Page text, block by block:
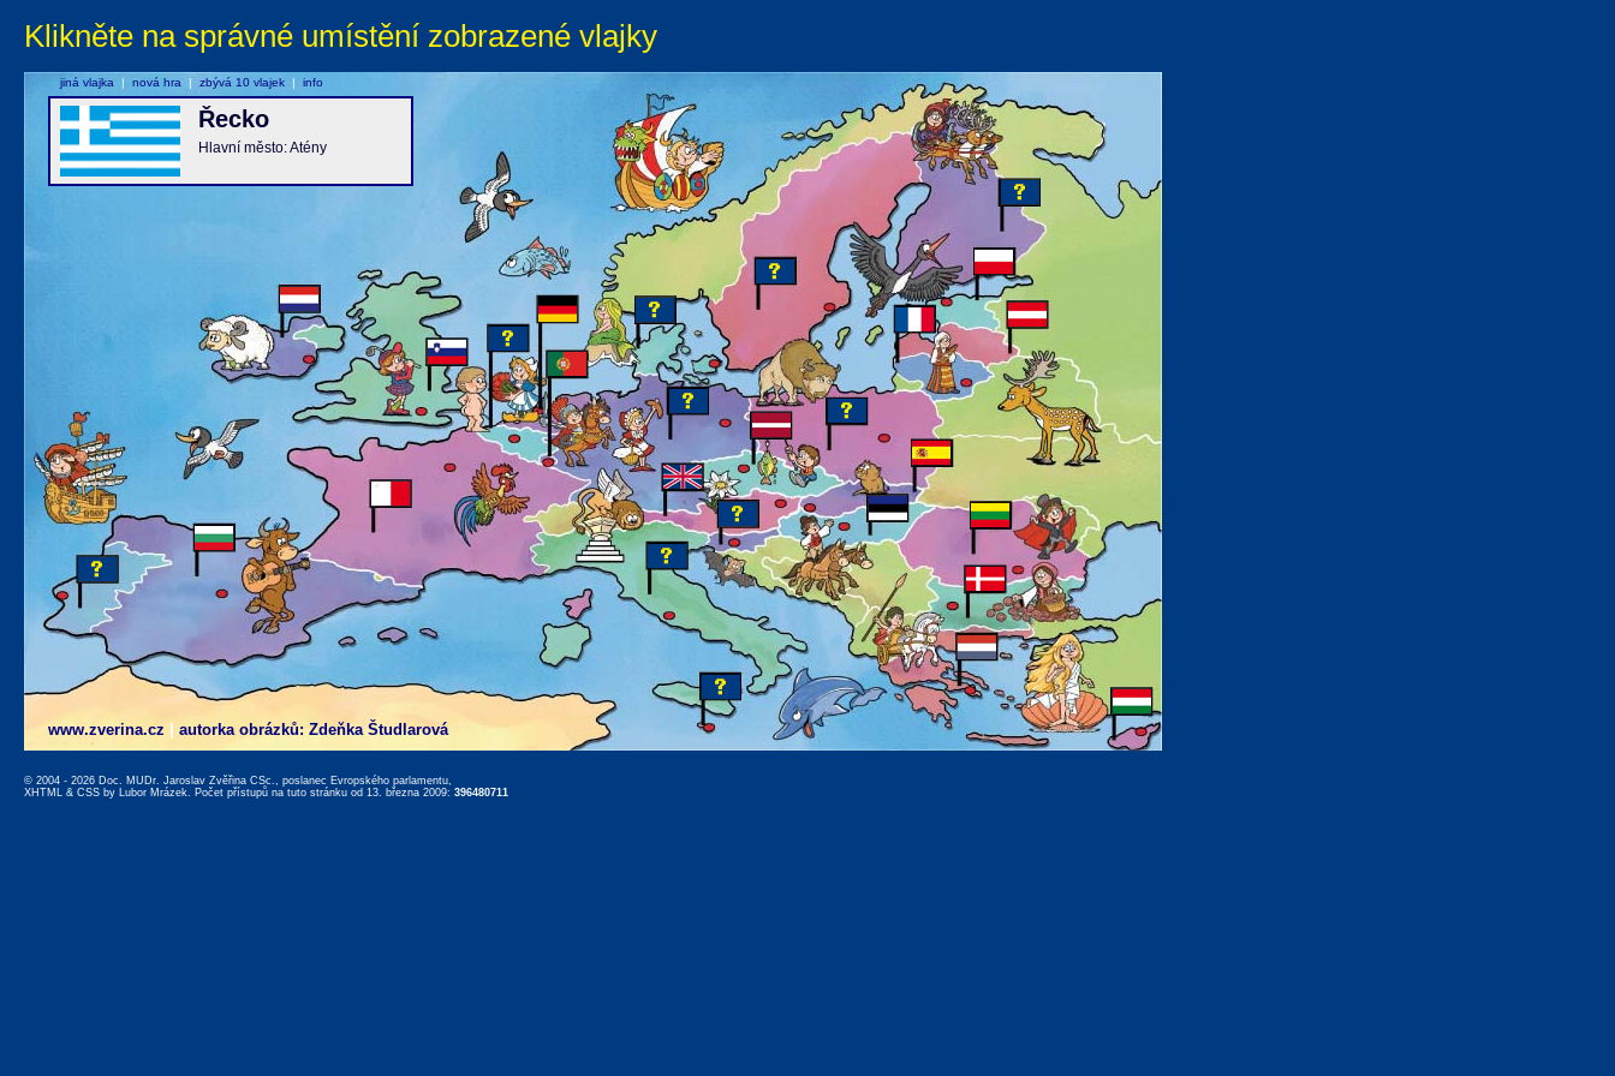
Klikněte na správné umístění zobrazené vlajky
www.zverina.cz autorka obrázků: Zdeňka Študlarová
Řecko
Hlavní město: Atény
jiná vlajka | nová hra | zbývá 10 vlajek | info
© 2004 - 2026 Doc. MUDr. Jaroslav Zvěřina CSc., poslanec Evropského parlamentu,
XHTML & CSS by Lubor Mrázek. Počet přístupů na tuto stránku od 13. března 2009: 396480711